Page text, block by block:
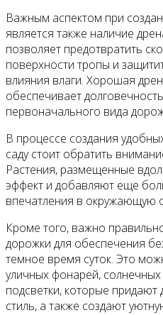
Важным аспектом при
является также наличие
позволяет предотвратить
поверхности тропы и
влияния влаги. Хорошая
обеспечивает
первоначального вида
В процессе создания
саду стоит обратить
Растения, размещенные
эффект и добавляют еще
впечатления в окружающую
Кроме того, важно
дорожки для обеспечения
темное время суток. Это
уличных фонарей,
подсветки, которые придают
стиль, а также создают